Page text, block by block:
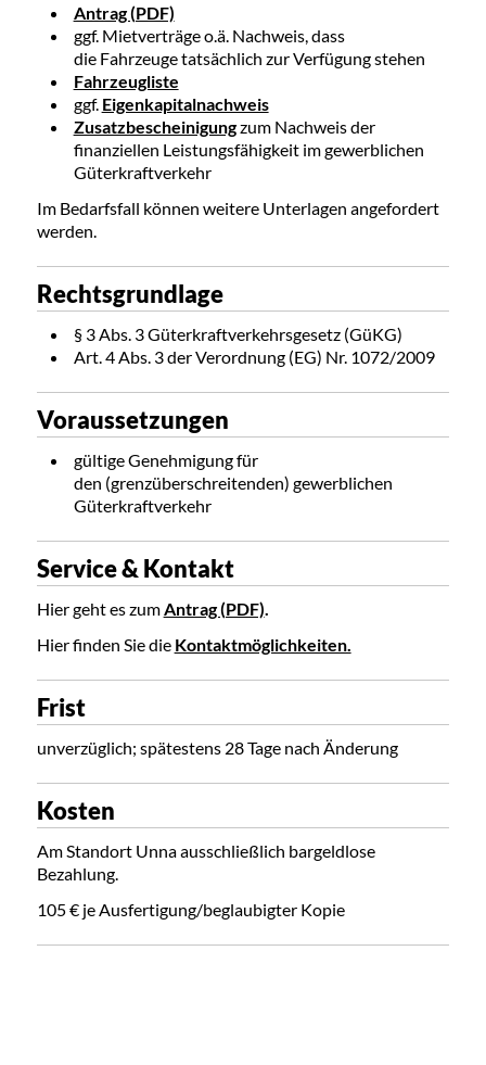
Antrag (PDF)
ggf. Mietverträge o.ä. Nachweis, dass
die Fahrzeuge tatsächlich zur Verfügung stehen
Fahrzeugliste
ggf. Eigenkapitalnachweis
Zusatzbescheinigungzum Nachweis der
finanziellen Leistungsfähigkeit im gewerblichen
Güterkraftverkehr
Im Bedarfsfall können weitere Unterlagen angefordert
werden.
Rechtsgrundlage
§ 3 Abs. 3 Güterkraftverkehrsgesetz (GüKG)
Art. 4 Abs. 3 der Verordnung (EG) Nr. 1072/2009
Voraussetzungen
gültige Genehmigung für
den (grenzüberschreitenden) gewerblichen
Güterkraftverkehr
Service & Kontakt
Hier geht es zum Antrag (PDF)
Hier finden Sie die Kontaktmöglichkeiten.
Frist
unverzüglich; spätestens 28 Tage nach Änderung
Kosten
Am Standort Unna ausschließlich bargeldlose
Bezahlung.
105 € je Ausfertigung/beglaubigter Kopie